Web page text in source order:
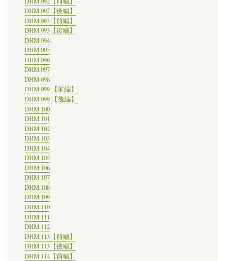
DHM 092【後編】
DHM 093【前編】
DHM 093【後編】
DHM 094
DHM 095
DHM 096
DHM 097
DHM 098
DHM 099 【前編】
DHM 099 【後編】
DHM 100
DHM 101
DHM 102
DHM 103
DHM 104
DHM 105
DHM 106
DHM 107
DHM 108
DHM 109
DHM 110
DHM 111
DHM 112
DHM 113【前編】
DHM 113【後編】
DHM 114【前編】